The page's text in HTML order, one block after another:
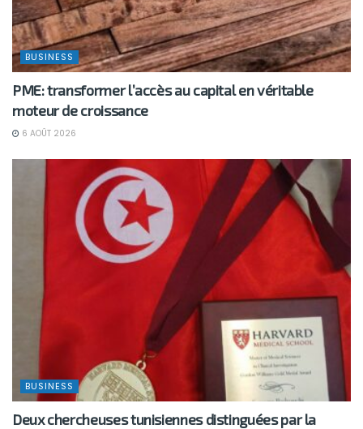
BUSINESS
PME: transformer l’accès au capital en véritable
moteur de croissance
6 AOÛT 2026
BUSINESS
Deux chercheuses tunisiennes distinguées par la